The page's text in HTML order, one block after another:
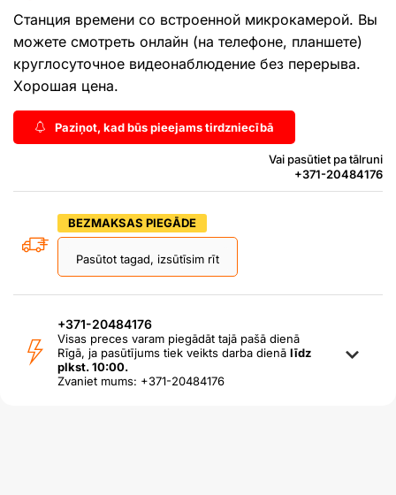
Станция времени со встроенной микрокамерой. Вы
можете смотреть онлайн (на телефоне, планшете)
круглосуточное видеонаблюдение без перерыва.
Хорошая цена.
Paziņot, kad būs pieejams tirdzniecībā
Vai pasūtiet pa tālruni
+371-20484176
BEZMAKSAS PIEGĀDE
Pasūtot tagad, izsūtīsim rīt
+371-20484176
Visas preces varam piegādāt tajā pašā dienā
Rīgā, ja pasūtījums tiek veikts darba dienā līdz
plkst. 10:00.
Zvaniet mums: +371-20484176